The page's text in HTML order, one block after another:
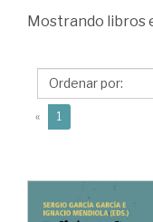
Mendiola,
Mostrando libros
« 1